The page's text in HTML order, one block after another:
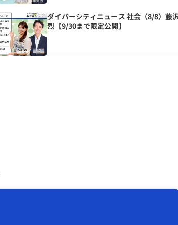
ダイバーシティニュース 社会（8/8）藤
烈【9/30まで限定公開】